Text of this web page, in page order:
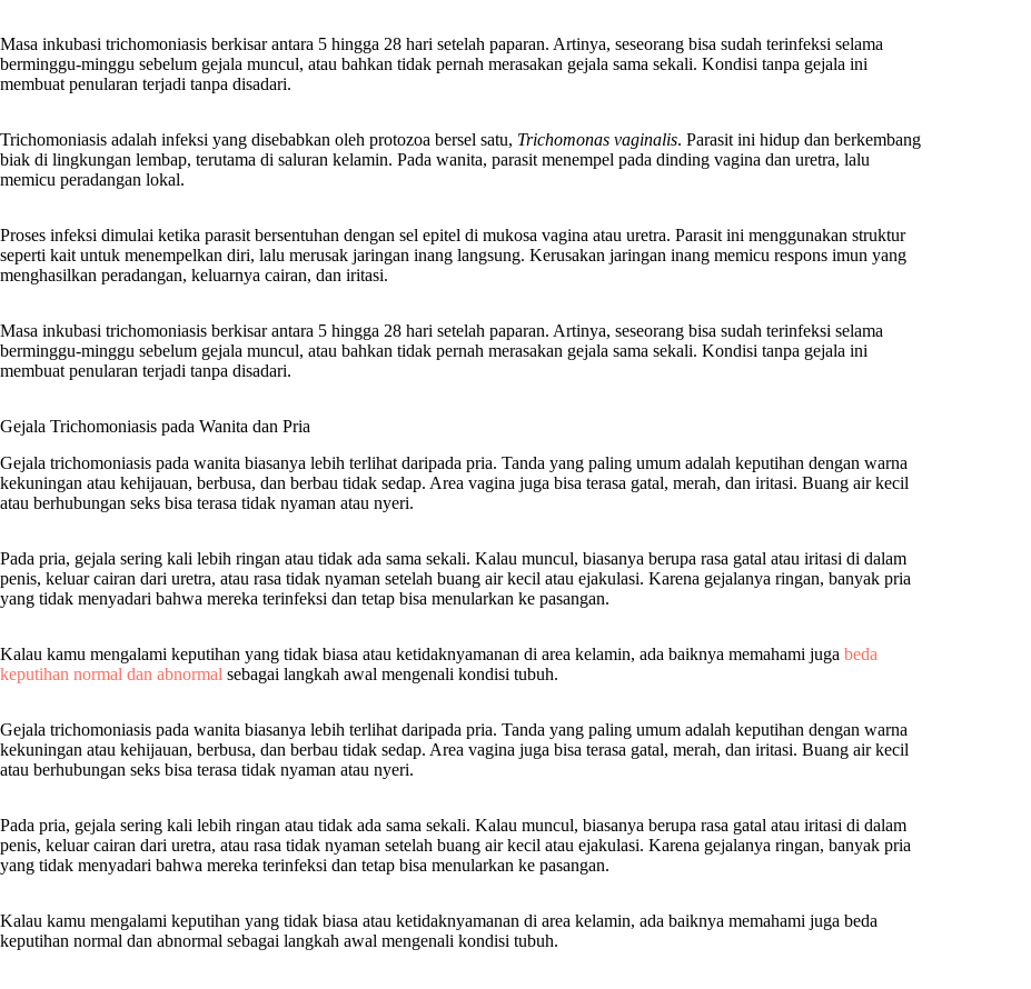
Masa inkubasi trichomoniasis berkisar antara 5 hingga 28 hari setelah paparan. Artinya, seseorang bisa sudah terinfeksi selama
berminggu-minggu sebelum gejala muncul, atau bahkan tidak pernah merasakan gejala sama sekali. Kondisi tanpa gejala ini
membuat penularan terjadi tanpa disadari.
Trichomoniasis adalah infeksi yang disebabkan oleh protozoa bersel satu, Trichomonas vaginalis. Parasit ini hidup dan berkembang
biak di lingkungan lembap, terutama di saluran kelamin. Pada wanita, parasit menempel pada dinding vagina dan uretra, lalu
memicu peradangan lokal.
Proses infeksi dimulai ketika parasit bersentuhan dengan sel epitel di mukosa vagina atau uretra. Parasit ini menggunakan struktur
seperti kait untuk menempelkan diri, lalu merusak jaringan inang langsung. Kerusakan jaringan inang memicu respons imun yang
menghasilkan peradangan, keluarnya cairan, dan iritasi.
Masa inkubasi trichomoniasis berkisar antara 5 hingga 28 hari setelah paparan. Artinya, seseorang bisa sudah terinfeksi selama
berminggu-minggu sebelum gejala muncul, atau bahkan tidak pernah merasakan gejala sama sekali. Kondisi tanpa gejala ini
membuat penularan terjadi tanpa disadari.
Gejala Trichomoniasis pada Wanita dan Pria
Gejala trichomoniasis pada wanita biasanya lebih terlihat daripada pria. Tanda yang paling umum adalah keputihan dengan warna
kekuningan atau kehijauan, berbusa, dan berbau tidak sedap. Area vagina juga bisa terasa gatal, merah, dan iritasi. Buang air kecil
atau berhubungan seks bisa terasa tidak nyaman atau nyeri.
Pada pria, gejala sering kali lebih ringan atau tidak ada sama sekali. Kalau muncul, biasanya berupa rasa gatal atau iritasi di dalam
penis, keluar cairan dari uretra, atau rasa tidak nyaman setelah buang air kecil atau ejakulasi. Karena gejalanya ringan, banyak pria
yang tidak menyadari bahwa mereka terinfeksi dan tetap bisa menularkan ke pasangan.
Kalau kamu mengalami keputihan yang tidak biasa atau ketidaknyamanan di area kelamin, ada baiknya memahami juga beda
keputihan normal dan abnormal sebagai langkah awal mengenali kondisi tubuh.
Gejala trichomoniasis pada wanita biasanya lebih terlihat daripada pria. Tanda yang paling umum adalah keputihan dengan warna
kekuningan atau kehijauan, berbusa, dan berbau tidak sedap. Area vagina juga bisa terasa gatal, merah, dan iritasi. Buang air kecil
atau berhubungan seks bisa terasa tidak nyaman atau nyeri.
Pada pria, gejala sering kali lebih ringan atau tidak ada sama sekali. Kalau muncul, biasanya berupa rasa gatal atau iritasi di dalam
penis, keluar cairan dari uretra, atau rasa tidak nyaman setelah buang air kecil atau ejakulasi. Karena gejalanya ringan, banyak pria
yang tidak menyadari bahwa mereka terinfeksi dan tetap bisa menularkan ke pasangan.
Kalau kamu mengalami keputihan yang tidak biasa atau ketidaknyamanan di area kelamin, ada baiknya memahami juga beda
keputihan normal dan abnormal sebagai langkah awal mengenali kondisi tubuh.